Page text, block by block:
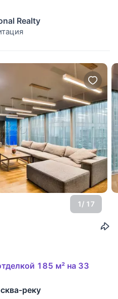
кабинет, до трех
Realty
1/ 17
185 м² на 33
реку